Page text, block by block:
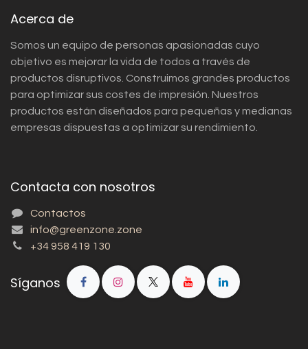
Acerca de
Somos un equipo de personas apasionadas cuyo
objetivo es mejorar la vida de todos a través de
productos disruptivos. Construimos grandes productos
para optimizar sus costes de impresión. Nuestros
productos están diseñados para pequeñas y medianas
empresas dispuestas a optimizar su rendimiento.
Contacta con nosotros
Contactos
info@greenzone.zone
+34 958 419 130
Síganos